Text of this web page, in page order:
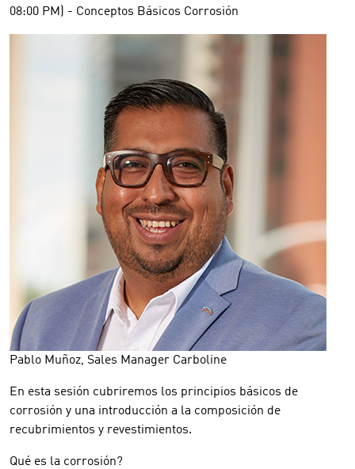
08:00 PM) - Conceptos Básicos Corrosión
Pablo Muñoz, Sales Manager Carboline
En esta sesión cubriremos los principios básicos de
corrosión y una introducción a la composición de
recubrimientos y revestimientos.
Qué es la corrosión?